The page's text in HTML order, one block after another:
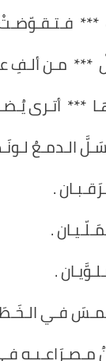
***
مـن ألـفِ
*** أتـرى
سَـلَّ الـدمـعُ
.
.
.
فـي
مِـصـرَاعـيـه